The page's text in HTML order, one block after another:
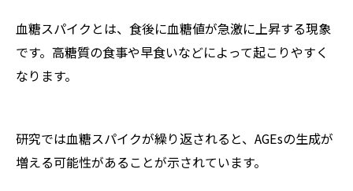
血糖スパイクとは、食後に血糖値が急激に上昇する現象
です。高糖質の食事や早食いなどによって起こりやすく
なります。
研究では血糖スパイクが繰り返されると、AGEsの生成が
増える可能性があることが示されています。